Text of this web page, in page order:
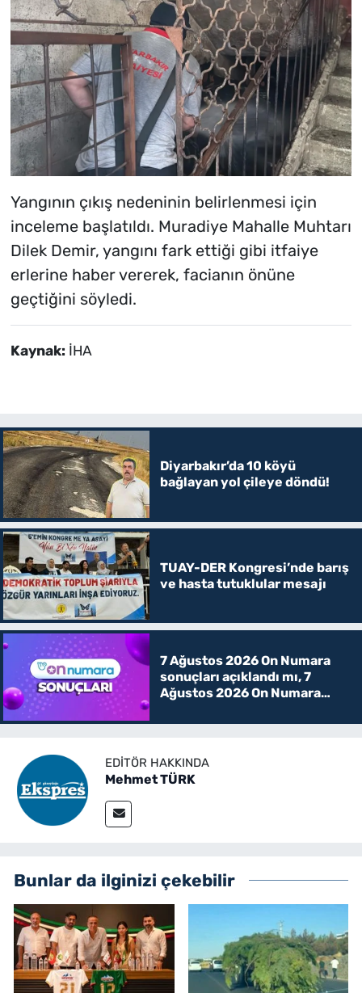
Yangının çıkış nedeninin belirlenmesi için
inceleme başlatıldı. Muradiye Mahalle Muhtarı
Dilek Demir, yangını fark ettiği gibi itfaiye
erlerine haber vererek, facianın önüne
geçtiğini söyledi.
Kaynak: İHA
Diyarbakır’da 10 köyü
bağlayan yol çileye döndü!
TUAY-DER Kongresi’nde barış
ve hasta tutuklular mesajı
7 Ağustos 2026 On Numara
sonuçları açıklandı mı, 7
Ağustos 2026 On Numara
EDITÖR HAKKINDA
Mehmet TÜRK
Bunlar da ilginizi çekebilir